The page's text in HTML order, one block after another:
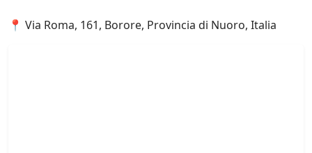
📍 Via Roma, 161, Borore, Provincia di Nuoro, Italia